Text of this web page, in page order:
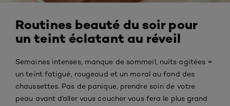
Routines beauté du soir pour
un teint éclatant au réveil
Semaines intenses, manque de sommeil, nuits agitées =
un teint fatigué, rougeaud et un moral au fond des
chaussettes. Pas de panique, prendre soin de votre
peau avant d'aller vous coucher vous fera le plus grand